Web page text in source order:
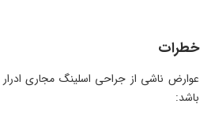
خطرات
عوارض ناشی از جراحی اسلینگ مجاری
باشد: